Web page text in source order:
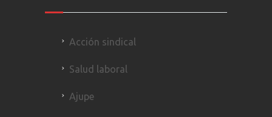
Acción sindical
Salud laboral
Ajupe